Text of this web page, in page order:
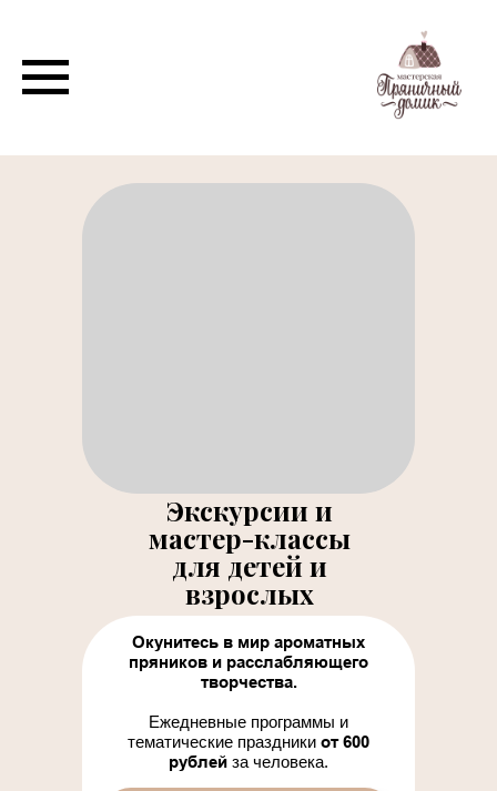
Окунитесь в мир ароматных
пряников и расслабляющего
творчества.
Ежедневные программы и
тематические праздники от 600
рублей за человека.
Экскурсии и
мастер-классы
для детей и
взрослых